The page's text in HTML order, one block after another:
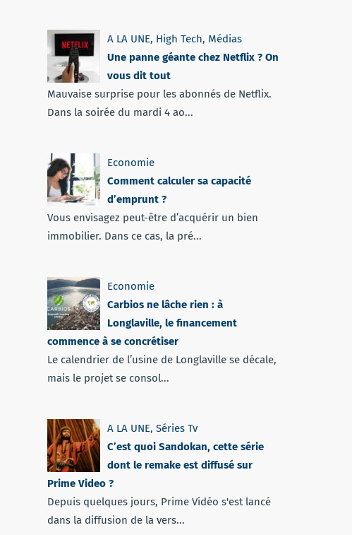
A LA UNE, High Tech, Médias
Une panne géante chez Netflix ? On
vous dit tout
Mauvaise surprise pour les abonnés de Netflix.
Dans la soirée du mardi 4 ao...
Economie
Comment calculer sa capacité
d’emprunt ?
Vous envisagez peut-être d’acquérir un bien
immobilier. Dans ce cas, la pré...
Economie
Carbios ne lâche rien : à
Longlaville, le financement
commence à se concrétiser
Le calendrier de l’usine de Longlaville se décale,
mais le projet se consol...
A LA UNE, Séries Tv
C’est quoi Sandokan, cette série
dont le remake est diffusé sur
Prime Video ?
Depuis quelques jours, Prime Vidéo s'est lancé
dans la diffusion de la vers...